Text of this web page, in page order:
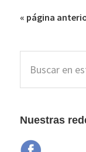
« Ir
página
Barra
lateral
esta
Nuestras